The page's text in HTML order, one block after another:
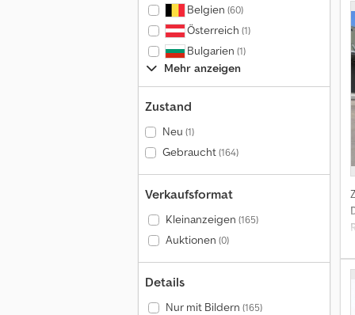
Belgien (60)
Österreich (1)
Bulgarien (1)
Mehr anzeigen
Zustand
Neu (1)
Gebraucht(164)
Verkaufsformat
Kleinanzeigen (165)
Auktionen (0)
Details
Nur mit Bildern (165)